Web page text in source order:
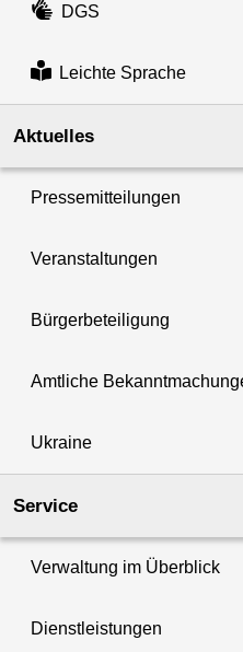
DGS
Leichte Sprache
Aktuelles
Pressemitteilungen
Veranstaltungen
Bürgerbeteiligung
Amtliche
Ukraine
Service
Verwaltung im Überblick
Dienstleistungen